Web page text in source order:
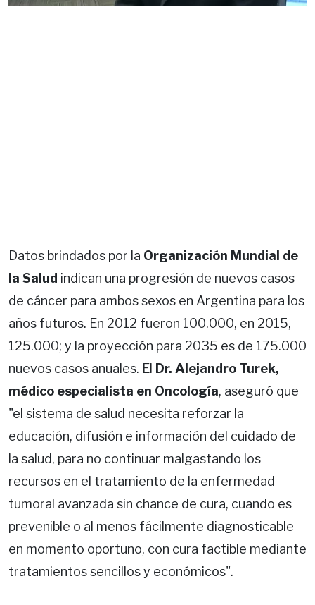
Datos brindados por la Organización Mundial de
la Salud indican una progresión de nuevos casos
de cáncer para ambos sexos en Argentina para los
años futuros. En 2012 fueron 100.000, en 2015,
125.000; y la proyección para 2035 es de 175.000
nuevos casos anuales. El Dr. Alejandro Turek,
médico especialista en Oncología, aseguró que
"el sistema de salud necesita reforzar la
educación, difusión e información del cuidado de
la salud, para no continuar malgastando los
recursos en el tratamiento de la enfermedad
tumoral avanzada sin chance de cura, cuando es
prevenible o al menos fácilmente diagnosticable
en momento oportuno, con cura factible mediante
tratamientos sencillos y económicos".